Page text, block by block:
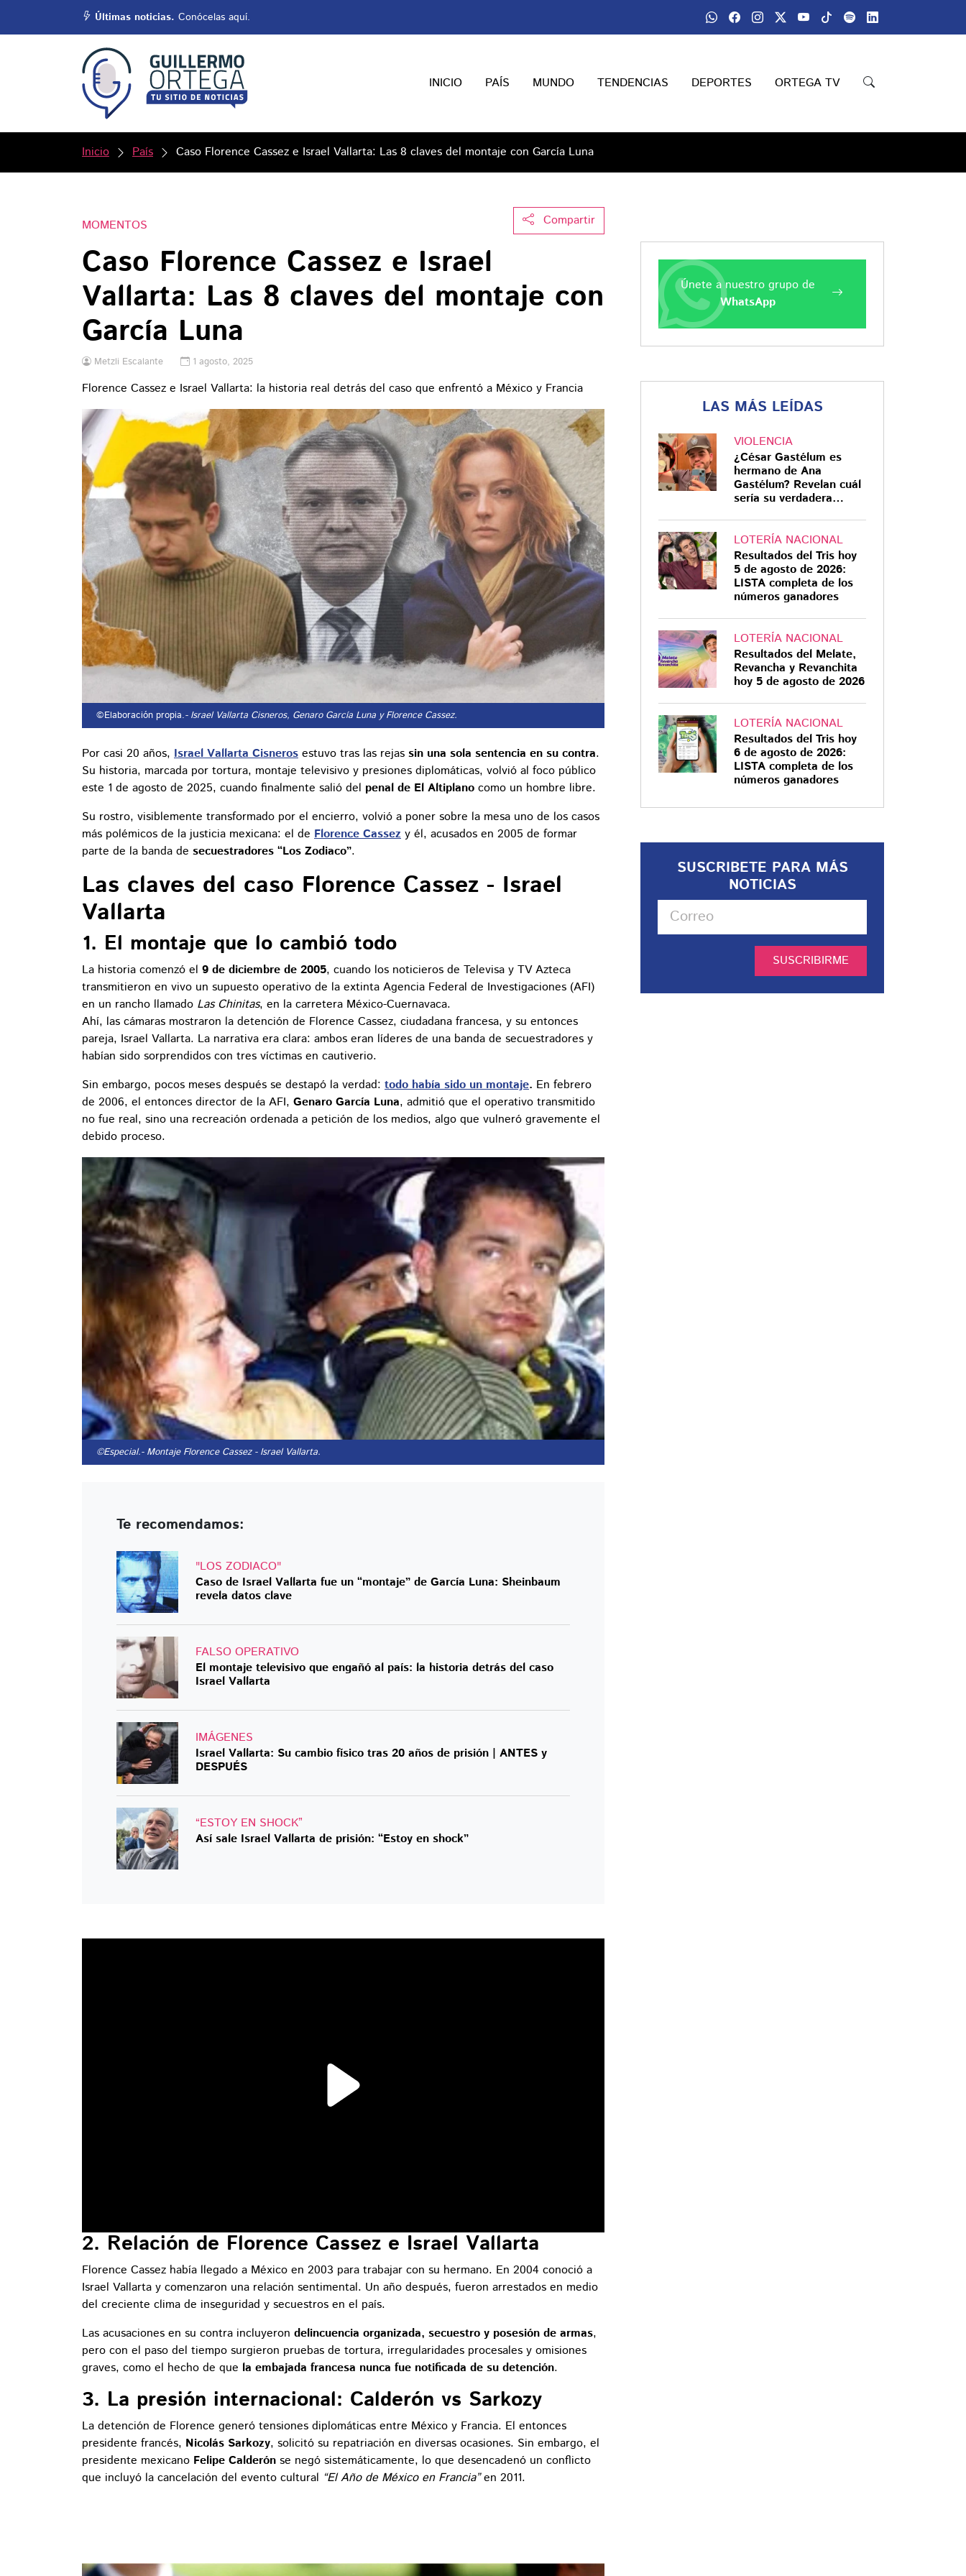
Últimas noticias. Conócelas aquí.
INICIO PAÍS MUNDO TENDENCIAS DEPORTES ORTEGA TV
Inicio País Caso Florence Cassez e Israel Vallarta: Las 8 claves del montaje con García Luna
Compartir
MOMENTOS
Caso Florence Cassez e Israel
Vallarta: Las 8 claves del montaje con
García Luna
Metzli Escalante 1 agosto, 2025
Florence Cassez e Israel Vallarta: la historia real detrás del caso que enfrentó a México y Francia
©Elaboración propia.- Israel Vallarta Cisneros, Genaro García Luna y Florence Cassez.
Por casi 20 años, Israel Vallarta Cisneros estuvo tras las rejas sin una sola sentencia en su contra.
Su historia, marcada por tortura, montaje televisivo y presiones diplomáticas, volvió al foco público
este 1 de agosto de 2025, cuando finalmente salió del penal de El Altiplano como un hombre libre.
Su rostro, visiblemente transformado por el encierro, volvió a poner sobre la mesa uno de los casos
más polémicos de la justicia mexicana: el de Florence Cassez y él, acusados en 2005 de formar
parte de la banda de secuestradores “Los Zodiaco”.
Las claves del caso Florence Cassez - Israel
Vallarta
1. El montaje que lo cambió todo
La historia comenzó el 9 de diciembre de 2005, cuando los noticieros de Televisa y TV Azteca
transmitieron en vivo un supuesto operativo de la extinta Agencia Federal de Investigaciones (AFI)
en un rancho llamado Las Chinitas, en la carretera México-Cuernavaca.
Ahí, las cámaras mostraron la detención de Florence Cassez, ciudadana francesa, y su entonces
pareja, Israel Vallarta. La narrativa era clara: ambos eran líderes de una banda de secuestradores y
habían sido sorprendidos con tres víctimas en cautiverio.
Sin embargo, pocos meses después se destapó la verdad: todo había sido un montaje. En febrero
de 2006, el entonces director de la AFI, Genaro García Luna, admitió que el operativo transmitido
no fue real, sino una recreación ordenada a petición de los medios, algo que vulneró gravemente el
debido proceso.
©Especial.- Montaje Florence Cassez - Israel Vallarta.
Te recomendamos:
"LOS ZODIACO"
Caso de Israel Vallarta fue un “montaje” de García Luna: Sheinbaum
revela datos clave
FALSO OPERATIVO
El montaje televisivo que engañó al país: la historia detrás del caso
Israel Vallarta
IMÁGENES
Israel Vallarta: Su cambio físico tras 20 años de prisión | ANTES y
DESPUÉS
“ESTOY EN SHOCK”
Así sale Israel Vallarta de prisión: “Estoy en shock”
2. Relación de Florence Cassez e Israel Vallarta
Florence Cassez había llegado a México en 2003 para trabajar con su hermano. En 2004 conoció a
Israel Vallarta y comenzaron una relación sentimental. Un año después, fueron arrestados en medio
del creciente clima de inseguridad y secuestros en el país.
Las acusaciones en su contra incluyeron delincuencia organizada, secuestro y posesión de armas,
pero con el paso del tiempo surgieron pruebas de tortura, irregularidades procesales y omisiones
graves, como el hecho de que la embajada francesa nunca fue notificada de su detención.
3. La presión internacional: Calderón vs Sarkozy
La detención de Florence generó tensiones diplomáticas entre México y Francia. El entonces
presidente francés, Nicolás Sarkozy, solicitó su repatriación en diversas ocasiones. Sin embargo, el
presidente mexicano Felipe Calderón se negó sistemáticamente, lo que desencadenó un conflicto
que incluyó la cancelación del evento cultural “El Año de México en Francia”en 2011.
Únete a nuestro grupo de
WhatsApp
LAS MÁS LEÍDAS
VIOLENCIA
¿César Gastélum es
hermano de Ana
Gastélum? Revelan cuál
sería su verdadera
LOTERÍA NACIONAL
Resultados del Tris hoy
5 de agosto de 2026:
LISTA completa de los
números ganadores
LOTERÍA NACIONAL
Resultados del Melate,
Revancha y Revanchita
hoy 5 de agosto de 2026
LOTERÍA NACIONAL
Resultados del Tris hoy
6 de agosto de 2026:
LISTA completa de los
números ganadores
SUSCRIBETE PARA MÁS
NOTICIAS
SUSCRIBIRME